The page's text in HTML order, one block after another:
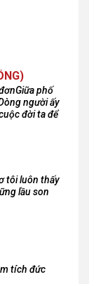
phố
người ấy
đời ta để
tôi luôn thấy
lầu son
tích đức